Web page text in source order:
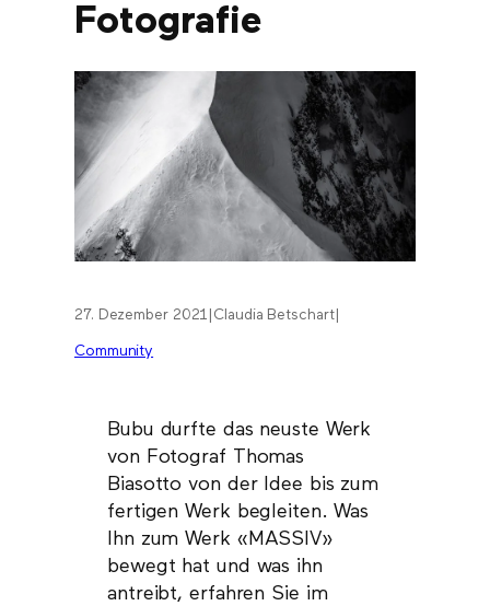
Fotografie
27. Dezember 2021 Claudia Betschart|
Community
Bubu durfte das neuste Werk
von Fotograf Thomas
Biasotto von der Idee bis zum
fertigen Werk begleiten. Was
Ihn zum Werk «MASSIV»
bewegt hat und was ihn
antreibt, erfahren Sie im